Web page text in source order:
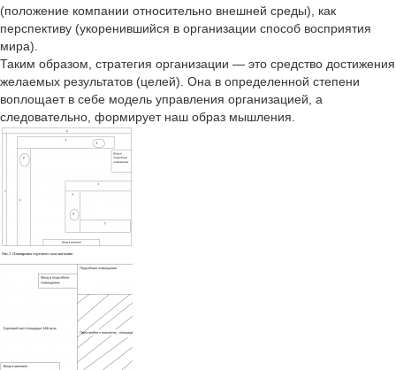
(положение компании относительно внешней среды), как
перспективу (укоренившийся в организации способ восприятия
мира).
Таким образом, стратегия организации — это средство достижения
желаемых результатов (целей). Она в определенной степени
воплощает в себе модель управления организацией, а
следовательно, формирует наш образ мышления.